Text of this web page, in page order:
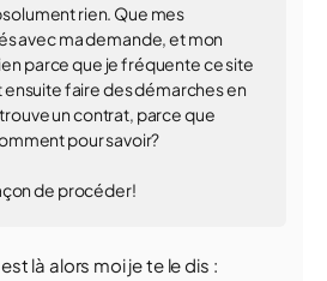
rien. Que mes
avec ma demande, et mon
parce que je fréquente ce site
ensuite faire des démarches en
un contrat, parce que
pour savoir?
de procéder!
là alors moi je te le dis :